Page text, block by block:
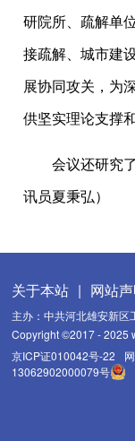
研院所、疏解单
接疏解、城市建
展协同攻关，为
供坚实理论支撑
会议还研究了
讯员夏秉弘）
关于本站 | 网站
主办：中共河北雄安新
Copyright ©2017 - 2025
京ICP证010042号-22
13062902000079号